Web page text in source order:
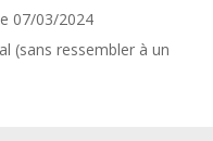
07/03/2024
(sans ressembler à un